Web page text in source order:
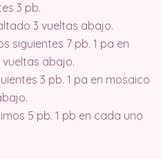
3 pb.
3 vueltas abajo.
siguientes 7 pb. 1 pa en
abajo.
3 pb. 1 pa en mosaico
5 pb. 1 pb en cada uno